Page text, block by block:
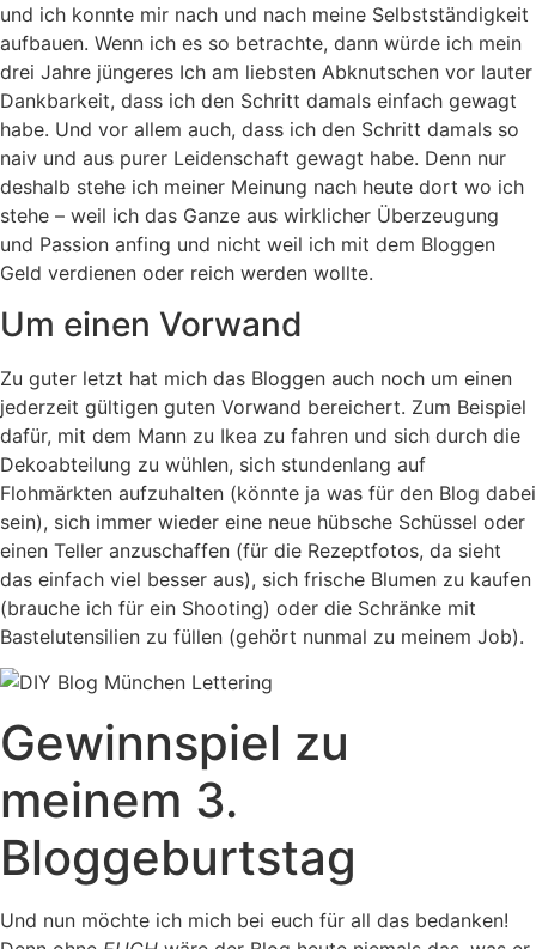
und ich konnte mir nach und nach meine Selbstständigkeit
aufbauen. Wenn ich es so betrachte, dann würde ich mein
drei Jahre jüngeres Ich am liebsten Abknutschen vor lauter
Dankbarkeit, dass ich den Schritt damals einfach gewagt
habe. Und vor allem auch, dass ich den Schritt damals so
naiv und aus purer Leidenschaft gewagt habe. Denn nur
deshalb stehe ich meiner Meinung nach heute dort wo ich
stehe – weil ich das Ganze aus wirklicher Überzeugung
und Passion anfing und nicht weil ich mit dem Bloggen
Geld verdienen oder reich werden wollte.
Um einen Vorwand
Zu guter letzt hat mich das Bloggen auch noch um einen
jederzeit gültigen guten Vorwand bereichert. Zum Beispiel
dafür, mit dem Mann zu Ikea zu fahren und sich durch die
Dekoabteilung zu wühlen, sich stundenlang auf
Flohmärkten aufzuhalten (könnte ja was für den Blog dabei
sein), sich immer wieder eine neue hübsche Schüssel oder
einen Teller anzuschaffen (für die Rezeptfotos, da sieht
das einfach viel besser aus), sich frische Blumen zu kaufen
(brauche ich für ein Shooting) oder die Schränke mit
Bastelutensilien zu füllen (gehört nunmal zu meinem Job).
Gewinnspiel zu
meinem 3.
Bloggeburtstag
Und nun möchte ich mich bei euch für all das bedanken!